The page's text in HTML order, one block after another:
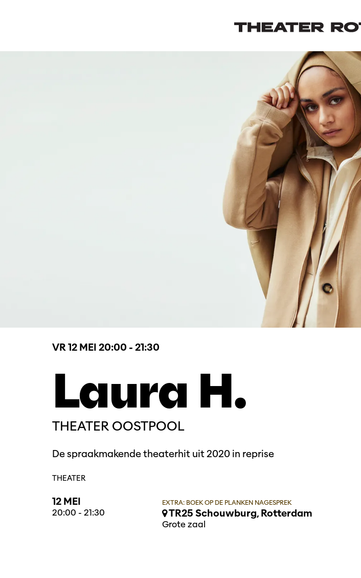
Laura H.
THEATER OOSTPOOL
VR 12 MEI 20:00 - 21:30
De spraakmakende theaterhit uit 2020 in reprise
THEATER
12 MEI
20:00 - 21:30
EXTRA: BOEK OP DE PLANKEN NAGESPREK
TR25 Schouwburg, Rotterdam
Grote zaal